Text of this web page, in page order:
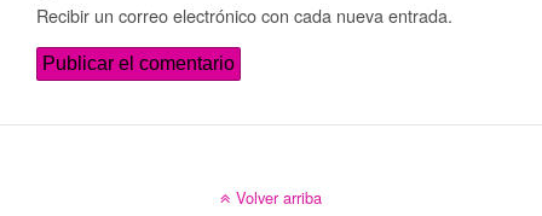
Recibir un correo electrónico con cada nueva entrada.
Volver arriba